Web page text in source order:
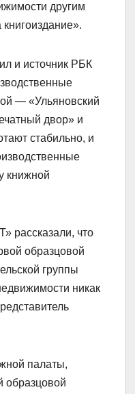
другим
и источник РБК
— «Ульяновский
двор» и
стабильно, и
книжной
рассказали, что
образцовой
группы
никак
палаты,